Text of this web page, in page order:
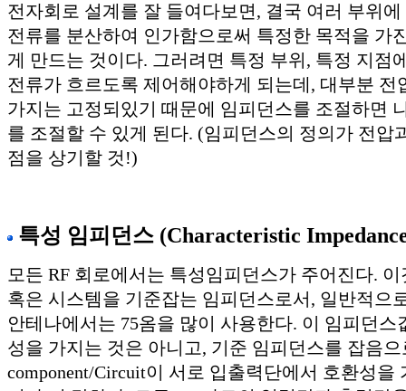
전자회로 설계를 잘 들여다보면, 결국 여러 부위
전류를 분산하여 인가함으로써 특정한 목적을 가
게 만드는 것이다. 그러려면 특정 부위, 특정 지점
전류가 흐르도록 제어해야하게 되는데, 대부분 전
가지는 고정되있기 때문에 임피던스를 조절하면
를 조절할 수 있게 된다. (임피던스의 정의가 전압
점을 상기할 것!)
특성 임피던스 (Characteristic
모든 RF 회로에서는 특성임피던스가 주어진다.
혹은 시스템을 기준잡는 임피던스로서, 일반적으
안테나에서는 75옴을 많이 사용한다. 이 임피던스
성을 가지는 것은 아니고, 기준 임피던스를 잡음
component/Circuit이 서로 입출력단에서 호환성을